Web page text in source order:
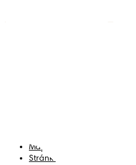
Mapa stránek
Stránka PG